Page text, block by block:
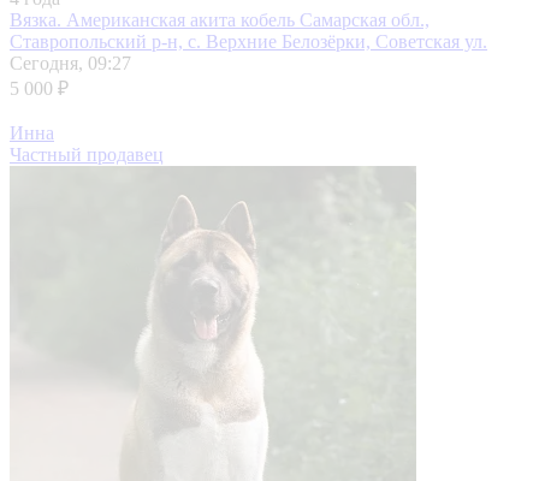
Вязка. Американская акита кобель Самарская обл.,
Ставропольский р-н, с. Верхние Белозёрки, Советская ул.
Сегодня, 09:27
5 000 ₽
Инна
Частный продавец